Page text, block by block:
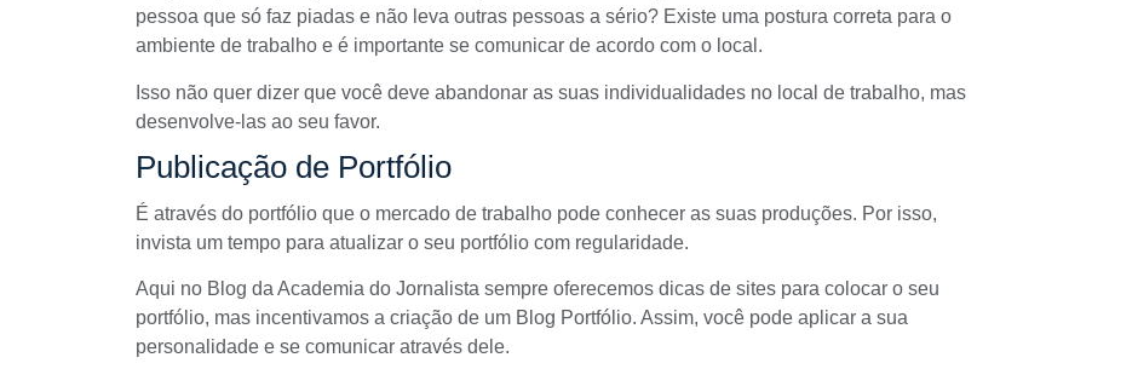
pessoa que só faz piadas e não leva outras pessoas a sério? Existe uma postura correta para o
ambiente de trabalho e é importante se comunicar de acordo com o local.
Isso não quer dizer que você deve abandonar as suas individualidades no local de trabalho, mas
desenvolve-las ao seu favor.
Publicação de Portfólio
É através do portfólio que o mercado de trabalho pode conhecer as suas produções. Por isso,
invista um tempo para atualizar o seu portfólio com regularidade.
Aqui no Blog da Academia do Jornalista sempre oferecemos dicas de sites para colocar o seu
portfólio, mas incentivamos a criação de um Blog Portfólio. Assim, você pode aplicar a sua
personalidade e se comunicar através dele.